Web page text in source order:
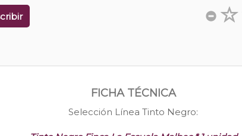
FICHA TÉCNICA
Selección Línea Tinto Negro: